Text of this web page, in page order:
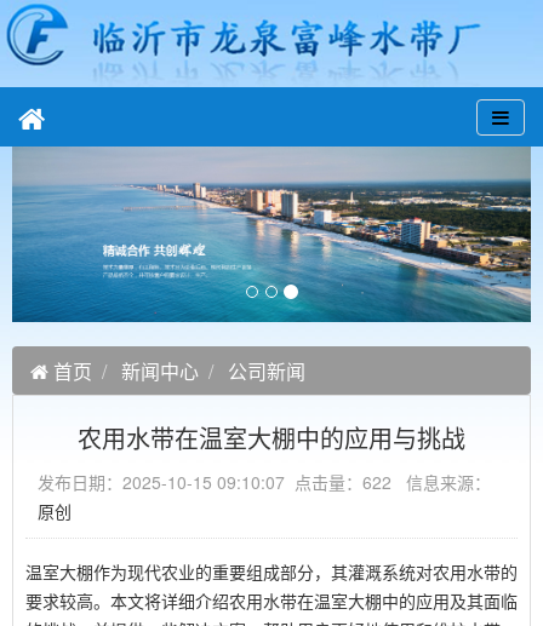
首页 新闻中心 公司新闻
农用水带在温室大棚中的应用与挑战
发布日期：2025-10-15 09:10:07 点击量：622 信息来源：
原创
温室大棚作为现代农业的重要组成部分，其灌溉系统对农用水带的
要求较高。本文将详细介绍农用水带在温室大棚中的应用及其面临